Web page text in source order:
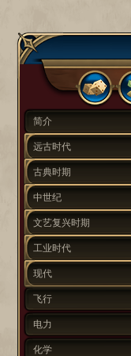
简介
远古时代
古典时期
中世纪
文艺复兴时期
工业时代
现代
飞行
电力
化学